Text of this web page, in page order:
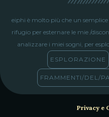
eiphi è molto più che un
rifugio per esternare le mie /
analizzare i miei sogni, per
ESPLORAZIONE
FRAMMENTI/DEL/
Privacy e